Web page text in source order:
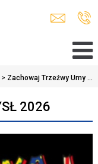
> Zachowaj Trzeźwy Umy ...
2026